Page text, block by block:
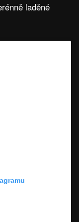
laděné